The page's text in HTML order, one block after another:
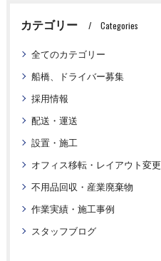
カテゴリー Categories
全てのカテゴリー
船橋、ドライバー募集
採用情報
配送・運送
設置・施工
オフィス移転・レイアウト変更
不用品回収・産業廃棄物
作業実績・施工事例
スタッフブログ